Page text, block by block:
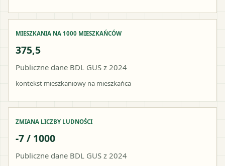
MIESZKANIA NA 1000 MIESZKAŃCÓW
375,5
Publiczne dane BDL GUS z 2024
kontekst mieszkaniowy na mieszkańca
ZMIANA LICZBY LUDNOŚCI
-7 / 1000
Publiczne dane BDL GUS z 2024